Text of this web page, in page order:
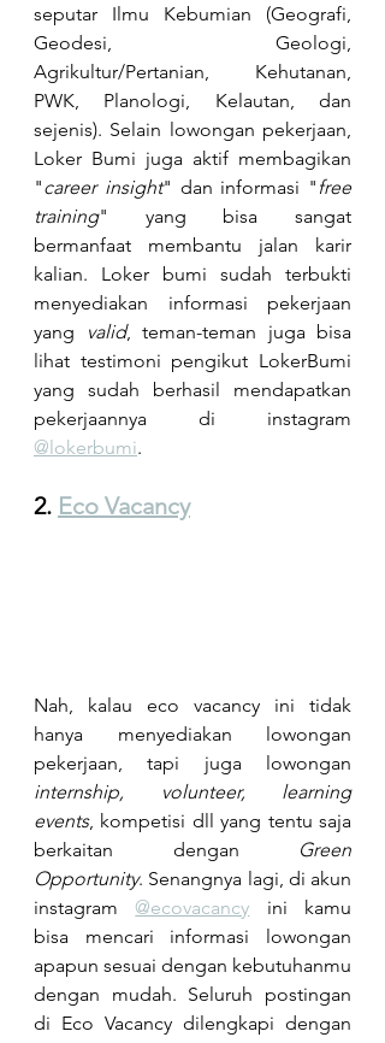
seputar Ilmu Kebumian (Geografi,
Geodesi, Geologi,
Agrikultur/Pertanian, Kehutanan,
PWK, Planologi, Kelautan, dan
sejenis). Selain lowongan pekerjaan,
Loker Bumi juga aktif membagikan
"career insight" dan informasi " free
training" yang bisa sangat
bermanfaat membantu jalan karir
kalian. Loker bumi sudah terbukti
menyediakan informasi pekerjaan
yang
valid, teman-teman juga bisa
lihat testimoni pengikut LokerBumi
yang sudah berhasil mendapatkan
@lokerbumi.
2. Eco Vacancy
Nah, kalau eco vacancy ini tidak
hanya menyediakan lowongan
internship, volunteer, learning
events, kompetisi dll yang tentu saja
berkaitan dengan
Green
Opportunity. Senangnya lagi, di akun
instagram @ecovacancy ini kamu
bisa mencari informasi lowongan
apapun sesuai dengan kebutuhanmu
dengan mudah. Seluruh postingan
di Eco Vacancy dilengkapi dengan